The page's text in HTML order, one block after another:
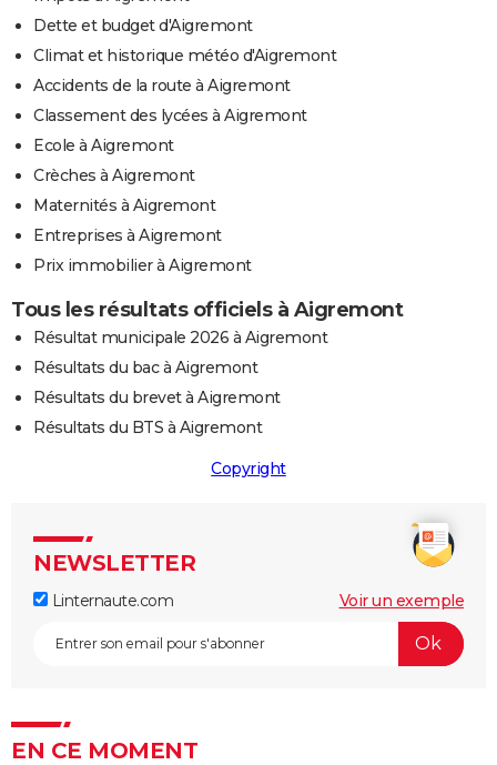
Dette et budget d'Aigremont
Climat et historique météo d'Aigremont
Accidents de la route à Aigremont
Classement des lycées à Aigremont
Ecole à Aigremont
Crèches à Aigremont
Maternités à Aigremont
Entreprises à Aigremont
Prix immobilier à Aigremont
Tous les résultats officiels à Aigremont
Résultat municipale 2026 à Aigremont
Résultats du bac à Aigremont
Résultats du brevet à Aigremont
Résultats du BTS à Aigremont
Copyright
NEWSLETTER
Linternaute.com Voir un exemple
EN CE MOMENT